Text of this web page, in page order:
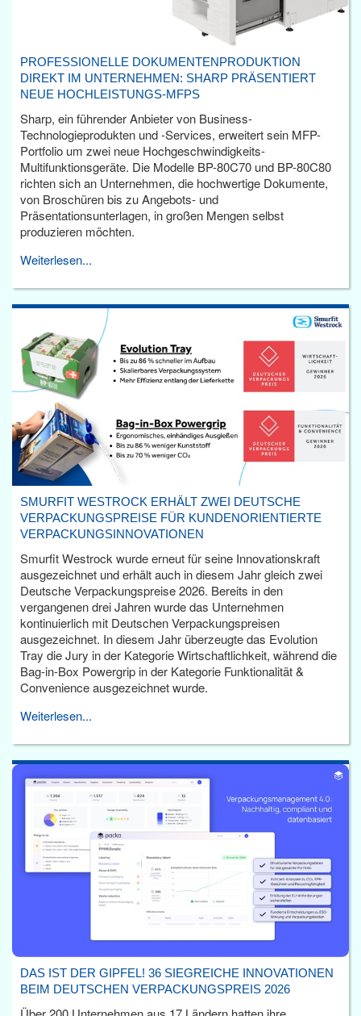
PROFESSIONELLE DOKUMENTENPRODUKTION
DIREKT IM UNTERNEHMEN: SHARP PRÄSENTIERT
NEUE HOCHLEISTUNGS-MFPS
Sharp, ein führender Anbieter von Business-
Technologieprodukten und -Services, erweitert sein MFP-
Portfolio um zwei neue Hochgeschwindigkeits-
Multifunktionsgeräte. Die Modelle BP-80C70 und BP-80C80
richten sich an Unternehmen, die hochwertige Dokumente,
von Broschüren bis zu Angebots- und
Präsentationsunterlagen, in großen Mengen selbst
produzieren möchten.
Weiterlesen...
SMURFIT WESTROCK ERHÄLT ZWEI DEUTSCHE
VERPACKUNGSPREISE FÜR KUNDENORIENTIERTE
VERPACKUNGSINNOVATIONEN
Smurfit Westrock wurde erneut für seine Innovationskraft
ausgezeichnet und erhält auch in diesem Jahr gleich zwei
Deutsche Verpackungspreise 2026. Bereits in den
vergangenen drei Jahren wurde das Unternehmen
kontinuierlich mit Deutschen Verpackungspreisen
ausgezeichnet. In diesem Jahr überzeugte das Evolution
Tray die Jury in der Kategorie Wirtschaftlichkeit, während die
Bag-in-Box Powergrip in der Kategorie Funktionalität &
Convenience ausgezeichnet wurde.
Weiterlesen...
DAS IST DER GIPFEL! 36 SIEGREICHE INNOVATIONEN
BEIM DEUTSCHEN VERPACKUNGSPREIS 2026